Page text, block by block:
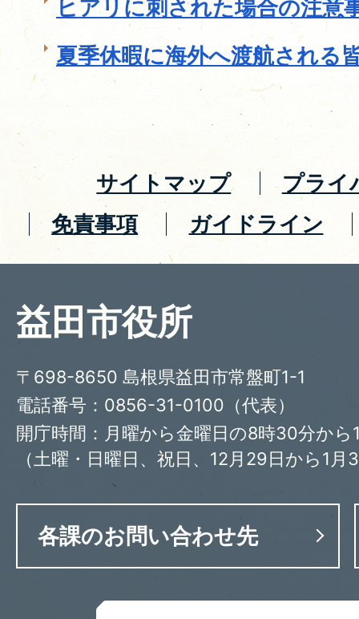
ヒアリに刺された場合の注意
夏季休暇に海外へ渡航される
サイトマップ
プライ
免責事項
ガイドライン
益田市役所
〒698-8650 島根県益田市常盤町1-1
電話番号：0856-31-0100（代表）
開庁時間：月曜から金曜日の8時30分から
（土曜・日曜日、祝日、12月29日から1月
各課のお問い合わせ先